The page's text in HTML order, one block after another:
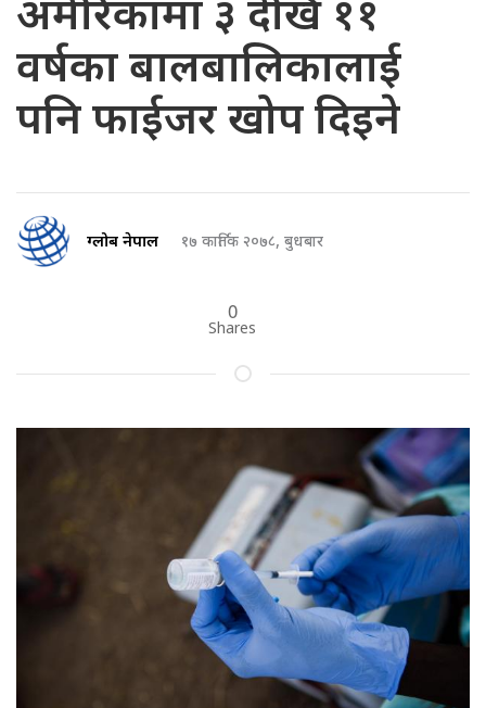
अमेरिकामा ३ देखि ११
वर्षका बालबालिकालाई
पनि फाईजर खोप दिइने
ग्लोब नेपाल १७ कार्तिक २०७८, बुधबार
0
Shares